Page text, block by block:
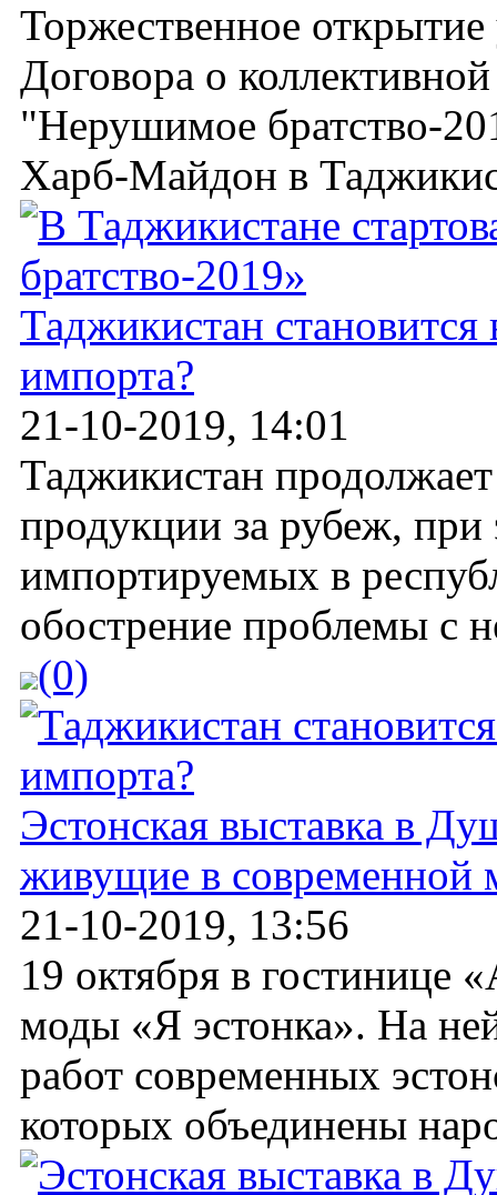
Торжественное
Договора о
"Нерушимое братство-
Харб-Майдон в
Таджикистан
импорта?
21-10-2019, 14:01
Таджикистан
продукции за рубеж, при
импортируемых в
обострение проблемы с
(0)
Эстонская выставка в
живущие в современной
21-10-2019, 13:56
19 октября в гостинице
моды «Я эстонка». На
работ современных
которых объединены